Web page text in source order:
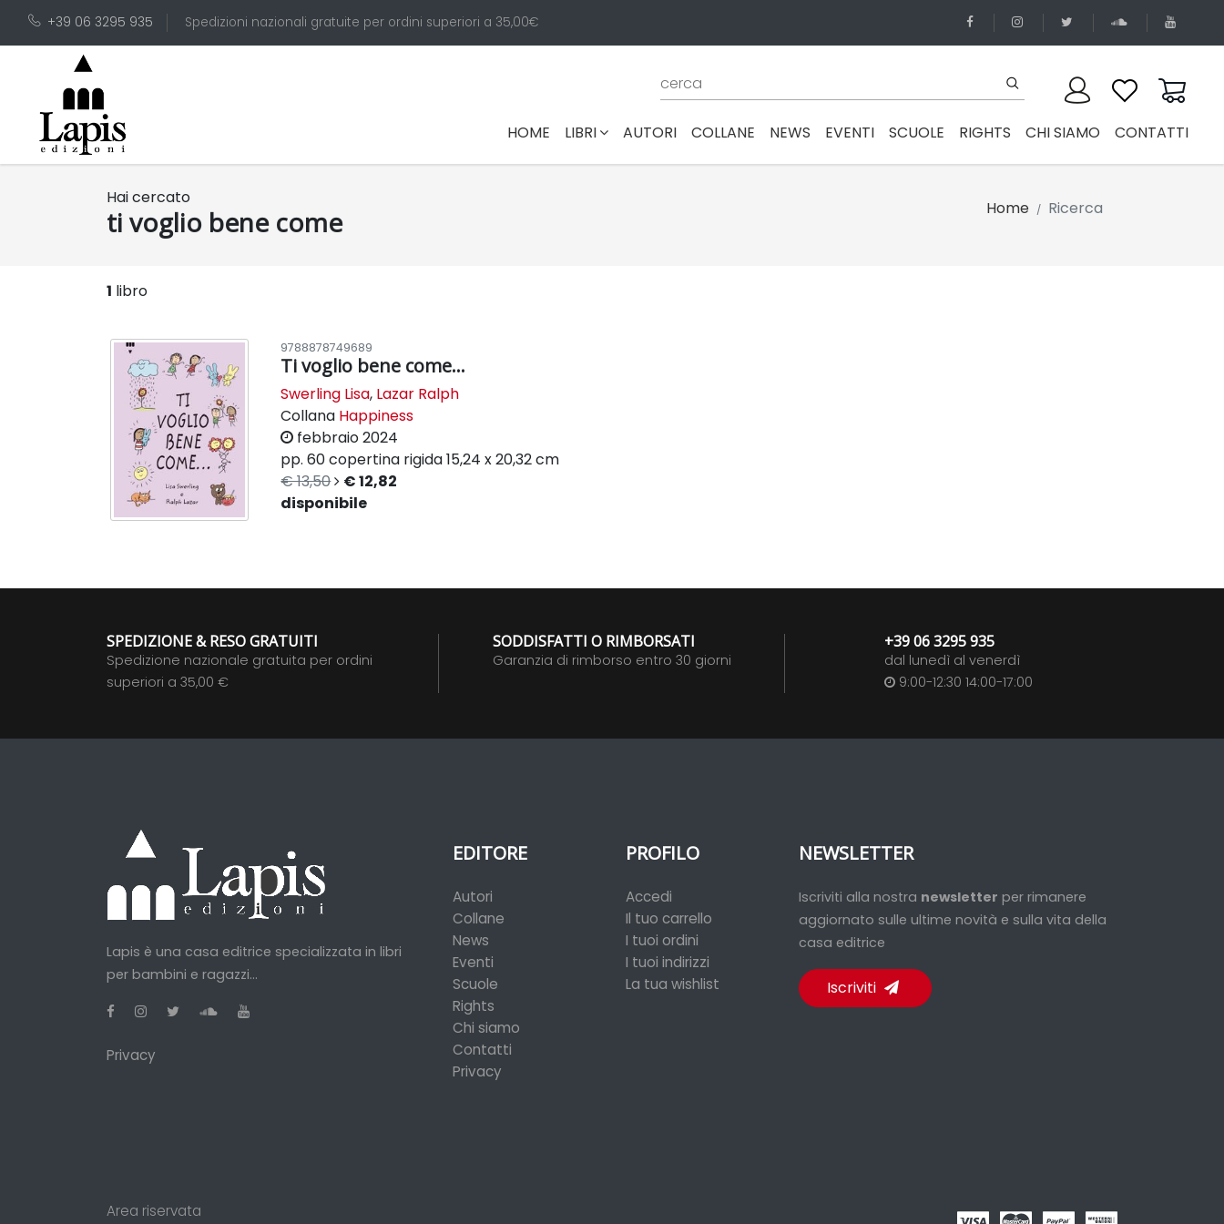
+39 06 3295 935 Spedizioni nazionali gratuite per ordini superiori a 35,00€
HOME (CURRENT)
LIBRI AUTORI COLLANE NEWS EVENTI SCUOLE RIGHTS CHI SIAMO CONTATTI
Hai cercato
ti voglio bene come Home Ricerca
1 libro
9788878749689
Ti voglio bene come...
Swerling Lisa, Lazar Ralph
Collana Happiness
febbraio 2024
pp. 60copertina rigida15,24 x 20,32 cm
€ 13,50
€ 12,82
disponibile
SPEDIZIONE & RESO GRATUITI
Spedizione nazionale gratuita per ordini
superiori a 35,00 €
SODDISFATTI O RIMBORSATI
Garanzia di rimborso entro 30 giorni
+39 06 3295 935
dal lunedì al venerdì
9:00-12:30 14:00-17:00
Lapis è una casa editrice specializzata in libri
per bambini e ragazzi...
Privacy
EDITORE
Autori
Collane
News
Eventi
Scuole
Rights
Chi siamo
Contatti
Privacy
PROFILO
Accedi
Il tuo carrello
I tuoi ordini
I tuoi indirizzi
La tua wishlist
NEWSLETTER
Iscriviti alla nostra newsletter per rimanere
aggiornato sulle ultime novità e sulla vita della
casa editrice
Iscriviti
Area riservata